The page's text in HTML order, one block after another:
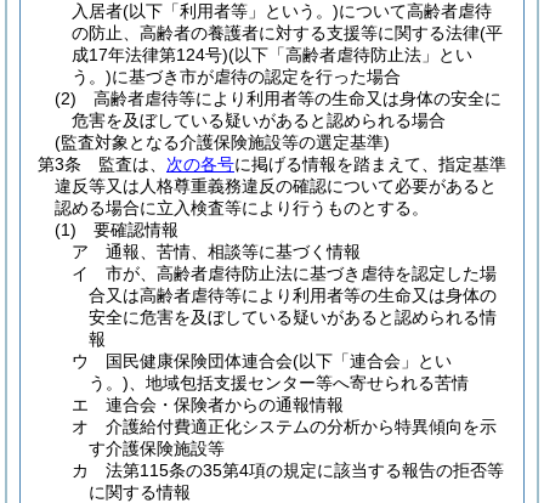
入居者(以下「利用者等」という。)について高齢者虐待
の防止、高齢者の養護者に対する支援等に関する法律(平
成17年法律第124号)(以下「高齢者虐待防止法」とい
う。)に基づき市が虐待の認定を行った場合
(2)
高齢者虐待等により利用者等の生命又は身体の安全に
危害を及ぼしている疑いがあると認められる場合
(監査対象となる介護保険施設等の選定基準)
第3条
監査は、 次の各号に掲げる情報を踏まえて、指定基準
違反等又は人格尊重義務違反の確認について必要があると
認める場合に立入検査等により行うものとする。
(1)
要確認情報
ア
通報、苦情、相談等に基づく情報
イ
市が、高齢者虐待防止法に基づき虐待を認定した場
合又は高齢者虐待等により利用者等の生命又は身体の
安全に危害を及ぼしている疑いがあると認められる情
報
ウ
国民健康保険団体連合会(以下「連合会」とい
う。) 、地域包括支援センター等へ寄せられる苦情
エ
連合会・保険者からの通報情報
オ
介護給付費適正化システムの分析から特異傾向を示
す介護保険施設等
カ
法第115条の35第4項の規定に該当する報告の拒否等
に関する情報